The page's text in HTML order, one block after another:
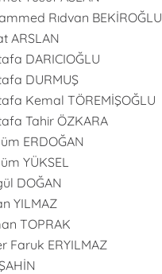
Rıdvan BEKİROĞLU
ARSLAN
DARICIOĞLU
DURMUŞ
Kemal TÖREMİŞOĞLU
Tahir ÖZKARA
ERDOĞAN
YÜKSEL
DOĞAN
YILMAZ
TOPRAK
Faruk ERYILMAZ